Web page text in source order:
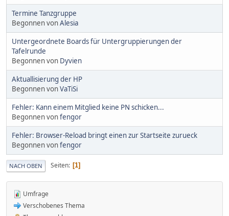
Termine Tanzgruppe
Begonnen vonAlesia
Untergeordnete Boards für Untergruppierungen der
Tafelrunde
Begonnen von Dyvien
Aktuallisierung der HP
Begonnen vonVaTiSi
Fehler: Kann einem Mitglied keine PN schicken...
Begonnen vonfengor
Fehler: Browser-Reload bringt einen zur Startseite zurueck
Begonnen vonfengor
NACH OBEN Seiten 1
Umfrage
Verschobenes Thema